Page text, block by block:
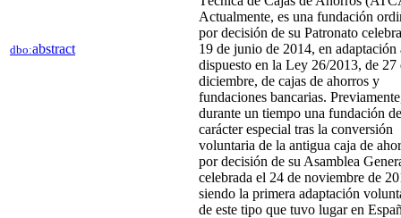
dbo:abstract
Actualmente, es una fundación
por decisión de su Patronato
19 de junio de 2014, en adaptación
dispuesto en la Ley 26/2013, de 27
diciembre, de cajas de ahorros y
fundaciones bancarias.
durante un tiempo una fundación de
carácter especial tras la conversión
voluntaria de la antigua caja de
por decisión de su Asamblea
celebrada el 24 de noviembre de
siendo la primera adaptación
de este tipo que tuvo lugar en